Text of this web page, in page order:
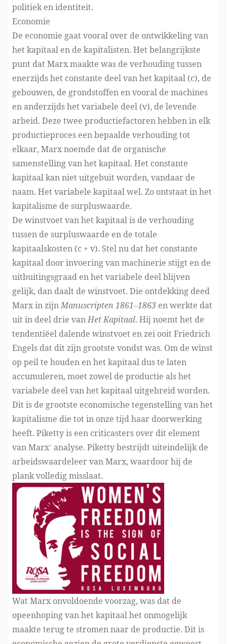
politiek en identiteit.
Economie
De economie gaat vooral over de ontwikkeling van
het kapitaal en de kapitalisten. Het belangrijkste
punt dat Marx maakte was de verhouding tussen
enerzijds het constante deel van het kapitaal (c), de
gebouwen, de grondstoffen en vooral de machines
en anderzijds het variabele deel (v), de levende
arbeid. Deze twee productiefactoren hebben in elk
productieproces een bepaalde verhouding tot
elkaar, Marx noemde dat de organische
samenstelling van het kapitaal. Het constante
kapitaal kan niet uitgebuit worden, vandaar de
naam. Het variabele kapitaal wel. Zo ontstaat in het
kapitalisme de surpluswaarde.
De winstvoet van het kapitaal is de verhouding
tussen de surpluswaarde en de totale
kapitaalskosten (c + v). Stel nu dat het constante
kapitaal door invoering van machinerie stijgt en de
uitbuitingsgraad en het variabele deel blijven
gelijk, dan daalt de winstvoet. Die ontdekking deed
Marx in zijnManuscripten 1861–1863 en werkte dat
uit in deel drie vanHet Kapitaal. Hij noemt het de
tendentiëel dalende winstvoet en zei ooit Friedrich
Engels dat dit zijn grootste vondst was. Om de winst
op peil te houden en het kapitaal dus te laten
accumuleren, moet zowel de productie als het
variabele deel van het kapitaal uitgebreid worden.
Dit is de grootste economische tegenstelling van het
kapitalisme die tot in onze tijd haar doorwerking
heeft. Piketty is een criticasters over dit element
van Marx’ analyse. Piketty bestrijdt uiteindelijk de
arbeidswaardeleer van Marx, waardoor hij de
plank volledig misslaat.
Wat Marx onvoldoende voorzag, was dat de
opeenhoping van het kapitaal het onmogelijk
maakte terug te stromen naar de productie. Dit is